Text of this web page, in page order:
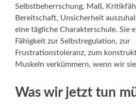
Selbstbeherrschung, Maß,
Bereitschaft, Unsicherheit
eine tägliche Charakterschule. Sie
Fähigkeit zur Selbstregulation, zur
Frustrationstoleranz, zum
Muskeln verkümmern, wenn wir
Was wir jetzt tun